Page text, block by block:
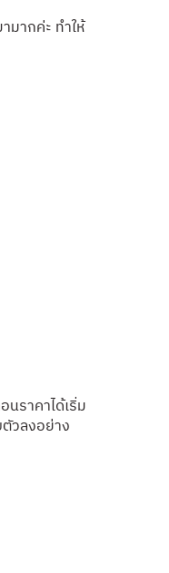
มากค่ะ ทำให้
ราคาได้เริ่ม
วลงอย่าง